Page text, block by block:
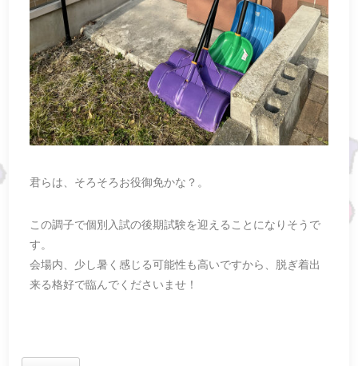
君らは、そろそろお役御免かな？。
この調子で個別入試の後期試験を迎えることになりそうで
す。
会場内、少し暑く感じる可能性も高いですから、脱ぎ着出
来る格好で臨んでくださいませ！